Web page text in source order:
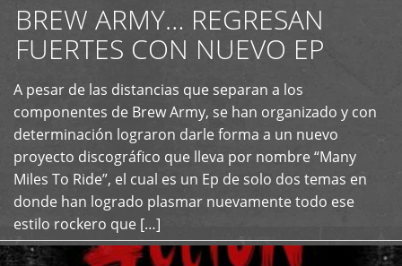
BREW ARMY… REGRESAN
FUERTES CON NUEVO EP
A pesar de las distancias que separan a los
componentes de Brew Army, se han organizado y con
determinación lograron darle forma a un nuevo
proyecto discográfico que lleva por nombre “Many
Miles To Ride”, el cual es un Ep de solo dos temas en
donde han logrado plasmar nuevamente todo ese
estilo rockero que […]
+